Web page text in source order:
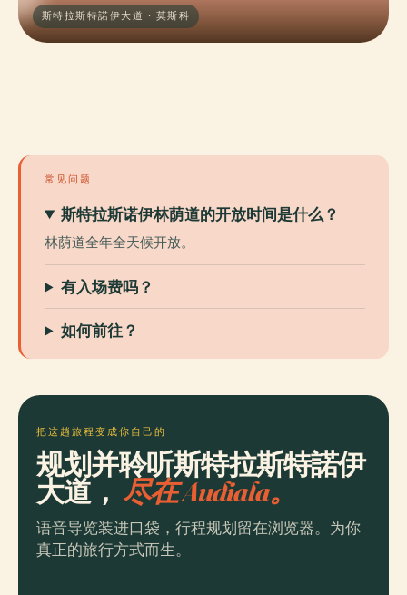
斯特拉斯特諾伊大道 · 莫斯科
常见问题
斯特拉斯诺伊林荫道的开放时间是什么？
林荫道全年全天候开放。
有入场费吗？
如何前往？
把这趟旅程变成你自己的
规划并聆听斯特拉斯特諾伊
大道， 尽在 Audiala。
语音导览装进口袋，行程规划留在浏览器。为你
真正的旅行方式而生。